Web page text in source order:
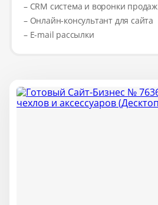
– CRM система и воронки продаж
– Онлайн-консультант для сайта
– E-mail рассылки